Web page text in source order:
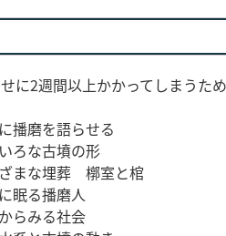
に2週間以上かかってしまうた
播磨を語らせる
ろな古墳の形
まな埋葬 槨室と棺
眠る播磨人
らみる社会